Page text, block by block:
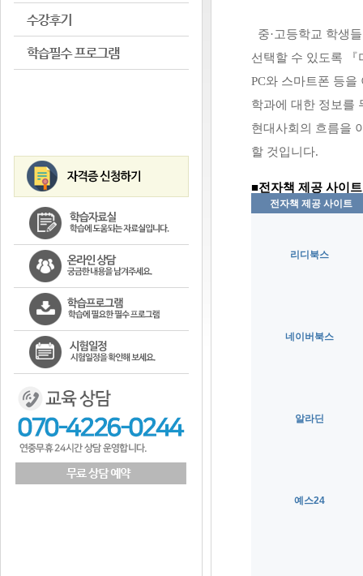
중·고등학교 학생
선택할 수 있도록
PC와 스마트폰 등
학과에 대한 정보를
현대사회 의 흐름을
할 것입니다.
■전자책 제공 사이
전자책 제공 사이트
리디북스
네이버북스
알라딘
예스24